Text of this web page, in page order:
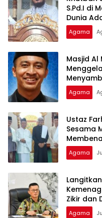
S.Pd.I di
Dunia
Agama
Masjid Al
Agama
Ustaz
Sesama
Agama
Zikir dan
Agama